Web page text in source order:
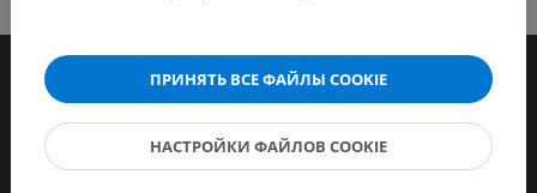
ПРИНЯТЬ ВСЕ ФАЙЛЫ COOKIE
НАСТРОЙКИ ФАЙЛОВ COOKIE